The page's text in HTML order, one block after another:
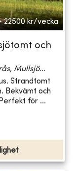
22500 kr/vecka
och
Mullsjö...
Strandtomt
Bekvämt och
för ...